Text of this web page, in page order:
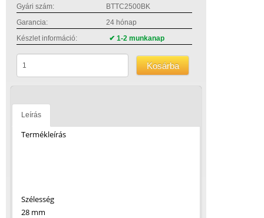
Gyári szám:
BTTC2500BK
Garancia:
24 hónap
Készlet információ:
✔ 1-2 munkanap
Kosárba
Leírás
Termékleírás
Szélesség
28 mm